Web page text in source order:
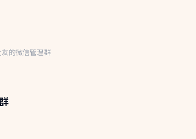
的微信管理群